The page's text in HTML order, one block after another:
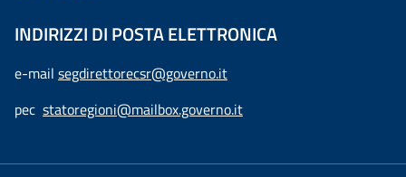
INDIRIZZI DI POSTA ELETTRONICA
e-mail segdirettorecsr@governo.it
pec statoregioni@mailbox.governo.it